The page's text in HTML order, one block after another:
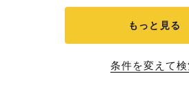
もっと見る
条件を変えて検